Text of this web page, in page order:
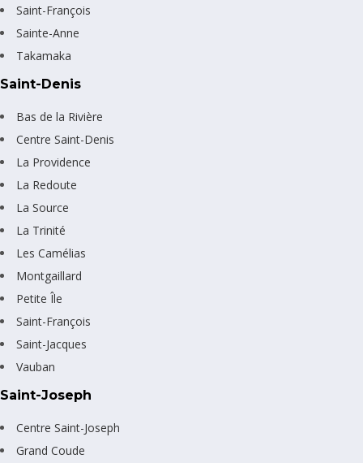
Saint-François
Sainte-Anne
Takamaka
Saint-Denis
Bas de la Rivière
Centre Saint-Denis
La Providence
La Redoute
La Source
La Trinité
Les Camélias
Montgaillard
Petite Île
Saint-François
Saint-Jacques
Vauban
Saint-Joseph
Centre Saint-Joseph
Grand Coude